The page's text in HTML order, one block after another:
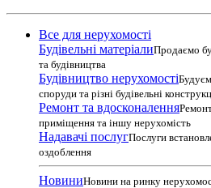
Все для нерухомості
Будівельні матеріалиПродаємо
та будівництва
Будівництво нерухомості
споруди та різні будівельні
Ремонт та вдосконалення
приміщення та іншу нерухомість
Надавачі послугПослуги
оздоблення
НовиниНовини на ринку